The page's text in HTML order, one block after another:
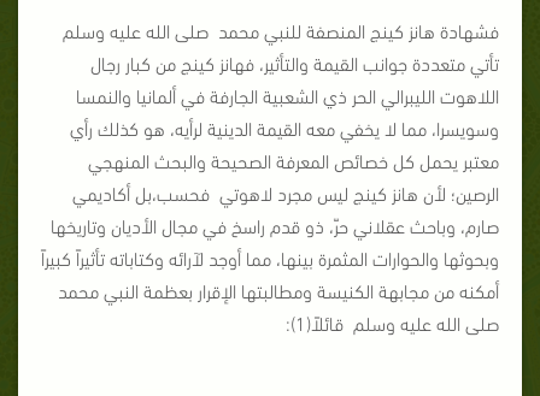
فشهادة هانز كينج المنصفة للنبي محمد صلى الله عليه وسلم
تأتي متعددة جوانب القيمة والتأثير، فهانز كينج من كبار رجال
اللاهوت الليبرالي الحر ذي الشعبية الجارفة في ألمانيا والنمسا
وسويسرا، مما لا يخفي معه القيمة الدينية لرأيه، هو كذلك رأي
معتبر يحمل كل خصائص المعرفة الصحيحة والبحث المنهجي
الرصين؛ لأن هانز كينج ليس مجرد لاهوتي فحسب،بل أكاديمي
صارم، وباحث عقلاني حرّ، ذو قدم راسخ في مجال الأديان وتاريخها
وبحوثها والحوارات المثمرة بينها، مما أوجد لآرائه وكتاباته تأثيراً كبيراً
أمكنه من مجابهة الكنيسة ومطالبتها الإقرار بعظمة النبي محمد
صلى الله عليه وسلم قائلاً(1):